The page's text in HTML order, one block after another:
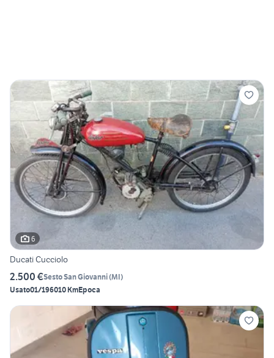
6
Ducati Cucciolo
2.500 €Sesto San Giovanni(MI)
Usato01/196010 KmEpoca